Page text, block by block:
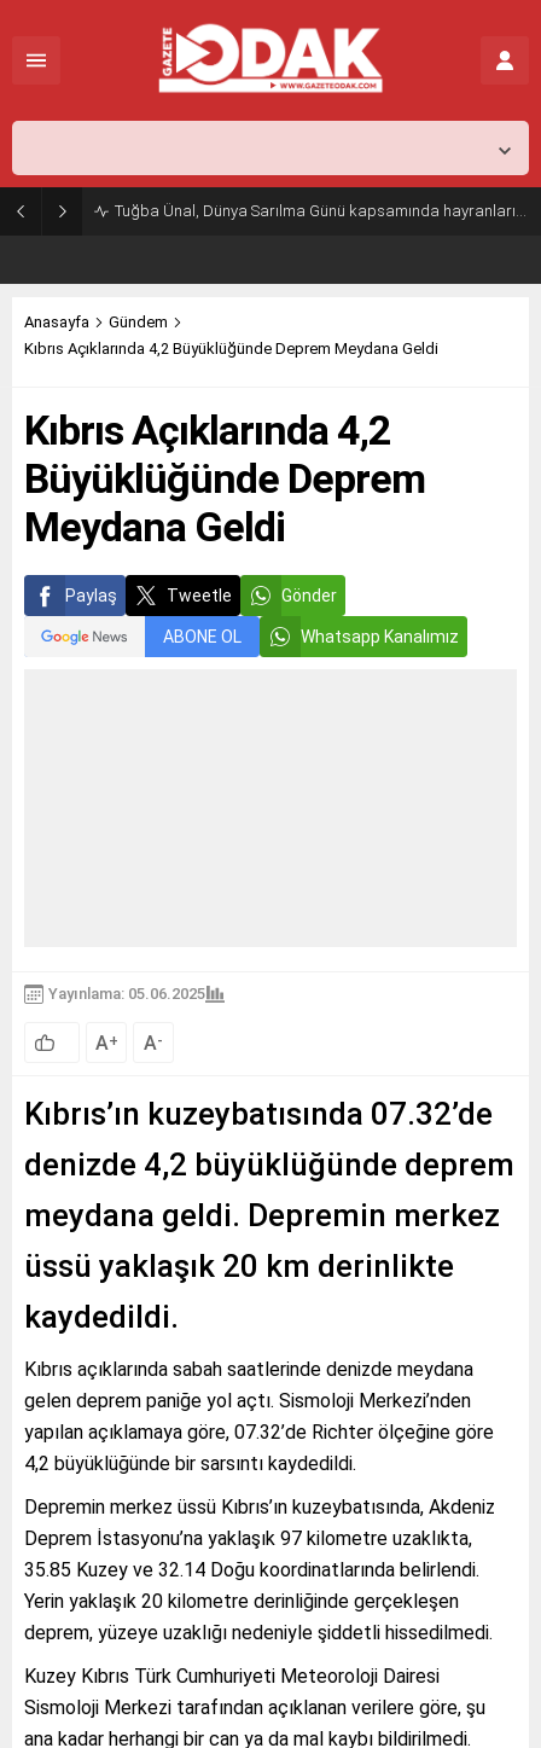
Tuğba Ünal, Dünya Sarılma Günü kapsamında hayranlarıyla buluştu
Anasayfa
Gündem
Kıbrıs Açıklarında 4,2 Büyüklüğünde Deprem Meydana Geldi
Kıbrıs Açıklarında 4,2
Büyüklüğünde Deprem
Meydana Geldi
Paylaş Tweetle Gönder
ABONE OL Whatsapp Kanalımız
Yayınlama: 05.06.2025
A+ A-
Kıbrıs’ın kuzeybatısında 07.32’de
denizde 4,2 büyüklüğünde deprem
meydana geldi. Depremin merkez
üssü yaklaşık 20 km derinlikte
kaydedildi.
Kıbrıs açıklarında sabah saatlerinde denizde meydana
gelen deprem paniğe yol açtı. Sismoloji Merkezi’nden
yapılan açıklamaya göre, 07.32’de Richter ölçeğine göre
4,2 büyüklüğünde bir sarsıntı kaydedildi.
Depremin merkez üssü Kıbrıs’ın kuzeybatısında, Akdeniz
Deprem İstasyonu’na yaklaşık 97 kilometre uzaklıkta,
35.85 Kuzey ve 32.14 Doğu koordinatlarında belirlendi.
Yerin yaklaşık 20 kilometre derinliğinde gerçekleşen
deprem, yüzeye uzaklığı nedeniyle şiddetli hissedilmedi.
Kuzey Kıbrıs Türk Cumhuriyeti Meteoroloji Dairesi
Sismoloji Merkezi tarafından açıklanan verilere göre, şu
ana kadar herhangi bir can ya da mal kaybı bildirilmedi.